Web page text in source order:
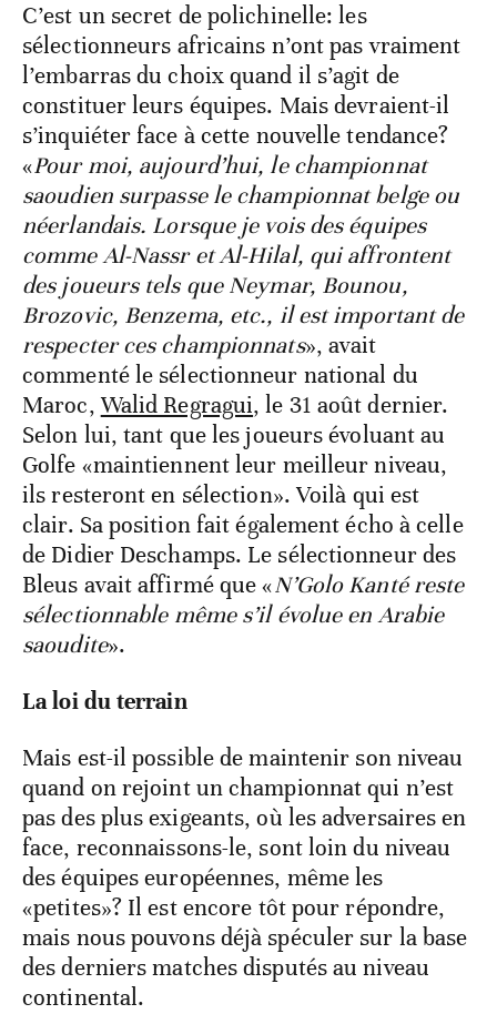
C’est un secret de polichinelle: les
sélectionneurs africains n’ont pas vraiment
l’embarras du choix quand il s’agit de
constituer leurs équipes. Mais devraient-il
s’inquiéter face à cette nouvelle tendance?
«Pour moi, aujourd’hui, le championnat
saoudien surpasse le championnat belge ou
néerlandais. Lorsque je vois des équipes
comme Al-Nassr et Al-Hilal, qui affrontent
des joueurs tels que Neymar, Bounou,
Brozovic, Benzema, etc., il est important de
respecter ces championnats», avait
commenté le sélectionneur national du
Maroc,Walid Regragui, le 31 août dernier.
Selon lui, tant que les joueurs évoluant au
Golfe «maintiennent leur meilleur niveau,
ils resteront en sélection». Voilà qui est
clair. Sa position fait également écho à celle
de Didier Deschamps. Le sélectionneur des
Bleus avait affirmé que «N’Golo Kanté reste
sélectionnable même s’il évolue en Arabie
saoudite».
La loi du terrain
Mais est-il possible de maintenir son niveau
quand on rejoint un championnat qui n’est
pas des plus exigeants, où les adversaires en
face, reconnaissons-le, sont loin du niveau
des équipes européennes, même les
«petites»? Il est encore tôt pour répondre,
mais nous pouvons déjà spéculer sur la base
des derniers matches disputés au niveau
continental.